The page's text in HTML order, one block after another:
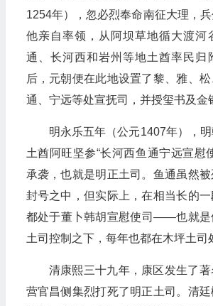
1254年），忽必烈奉命南征大理，
他亲自率领，从阿坝草地循大渡河
通、长河西和岩州等地土酋率民归
后，元朝便在此地设置了黎、雅、
通、宁远等处宣抚司，并授玺书及金
明永乐五年（公元1407年），
土酋阿旺坚参“长河西鱼通宁远宣慰
承袭，也就是明正土司。鱼通虽然
封号之中，但实际上，在相当长的
都处于董卜韩胡宣慰使司——也就是
土司控制之下，每年也都在木坪土司
清康熙三十九年，康区发生了著
营官昌侧集烈打死了明正土司。清